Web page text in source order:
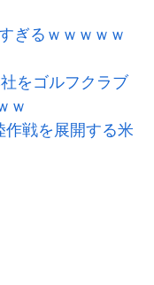
ぎるｗｗｗｗｗ
をゴルフクラブ
ｗ
作戦を展開する米